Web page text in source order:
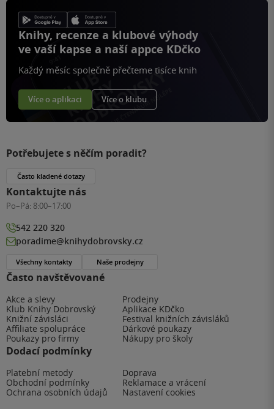
Knihy, recenze a klubové výhody
ve vaší kapse a naší appce KDčko
Každý měsíc společně přečteme tisíce knih
Více o aplikaci Více o klubu
Často navštěvované
Akce a slevy
Prodejny
Klub Knihy Dobrovský
Aplikace KDčko
Knižní závisláci
Festival knižních závisláků
Affiliate spolupráce
Dárkové poukazy
Poukazy pro firmy
Nákupy pro školy
Dodací podmínky
Platební metody
Doprava
Obchodní podmínky
Reklamace a vrácení
Ochrana osobních údajů
Nastavení cookies
Potřebujete s něčím poradit?
Často kladené dotazy
Kontaktujte nás
Po–Pá: 8:00–17:00
542 220 320
poradime@knihydobrovsky.cz
Všechny kontakty Naše prodejny